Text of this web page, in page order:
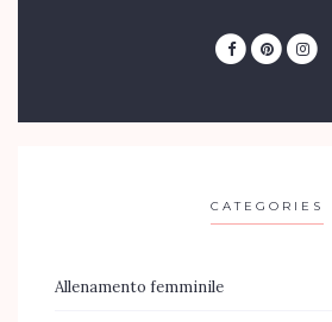
CATEGORIES
Allenamento femminile